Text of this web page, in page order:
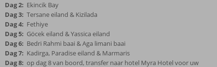
Dag 2: Ekincik Bay
Dag 3: Tersane eiland & Kizilada
Dag 4: Fethiye
Dag 5: Göcek eiland & Yassica eiland
Dag 6: Bedri Rahmi baai & Aga limani baai
Dag 7: Kadirga, Paradise eiland & Marmaris
Dag 8: op dag 8 van boord, transfer naar hotel Myra Hotel voor uw